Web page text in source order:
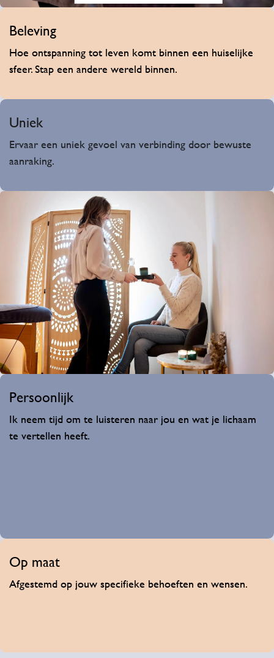
Be​leving​
Hoe ontspanning tot leven komt binnen een huiselijke
sfeer. Stap een andere wereld binnen.
Uniek
Ervaar een uniek gevoel van verbinding door bewuste
aanraking.
Persoonlijk​
Ik neem tijd om te luisteren naar jou en wat je lichaam
te vertellen heeft.
Op maat
Afgestemd op jouw specifieke behoeften en wensen.